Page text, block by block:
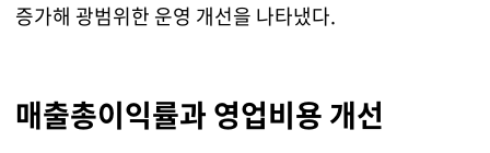
증가해 광범위한 운영 개선을 나타냈다.
매출총이익률과 영업비용 개선